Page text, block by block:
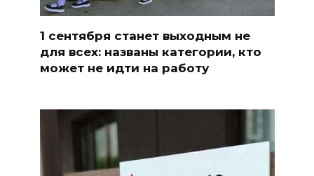
1 сентября станет выходным не
для всех: названы категории, кто
может не идти на работу